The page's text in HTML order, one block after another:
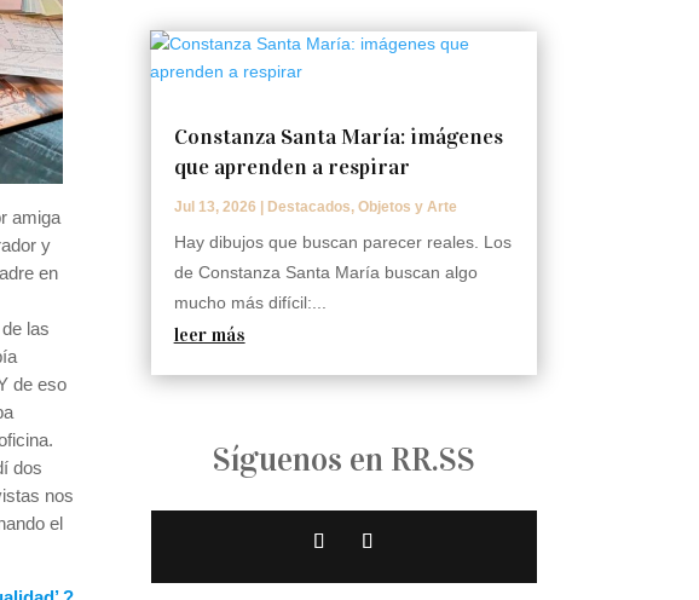
amiga
y
en
las
de eso
dos
nos
el
Constanza Santa María: imágenes
que aprenden a respirar
Jul 13, 2026 | Destacados, Objetos y Arte
Hay dibujos que buscan parecer reales. Los
de Constanza Santa María buscan algo
mucho más difícil:...
leer más
Síguenos en RR.SS